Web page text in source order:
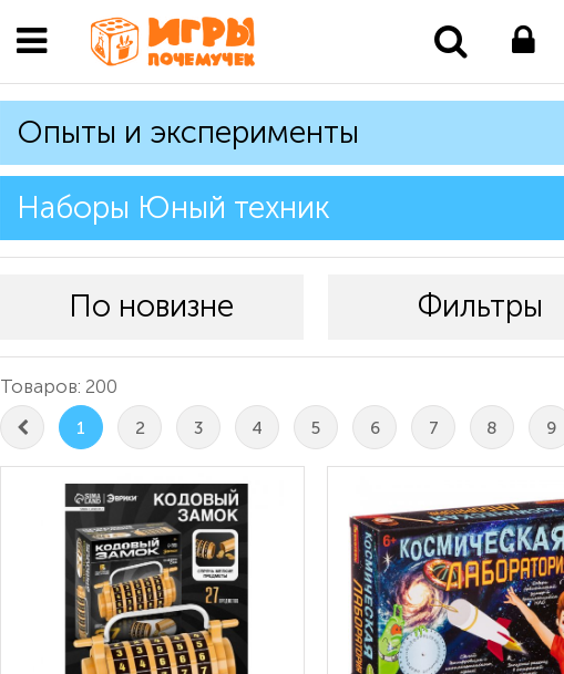
Опыты и эксперименты
Наборы Юный техник
По новизне Фильтры
Товаров: 200
1 2 3 4 5 6 7 8 9